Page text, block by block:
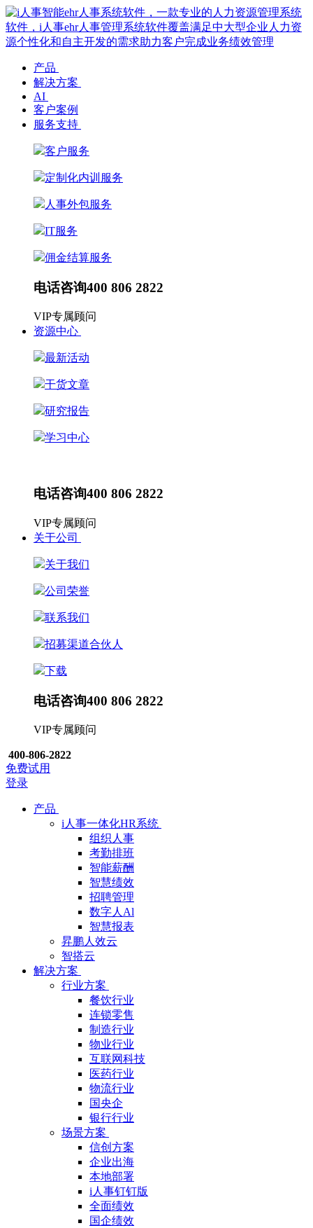
产品
解决方案
AI
客户案例
服务支持
客户服务
定制化内训服务
人事外包服务
IT服务
佣金结算服务
电话咨询400 806 2822
VIP专属顾问
资源中心
最新活动
干货文章
研究报告
学习中心
电话咨询400 806 2822
VIP专属顾问
关于公司
关于我们
公司荣誉
联系我们
招募渠道合伙人
下载
电话咨询400 806 2822
VIP专属顾问
400-806-2822
免费试用
登录
产品
i人事一体化HR系统
组织人事
考勤排班
智能薪酬
智慧绩效
招聘管理
数字人Al
智慧报表
昇鹏人效云
智搭云
解决方案
行业方案
餐饮行业
连锁零售
制造行业
物业行业
互联网科技
医药行业
物流行业
国央企
银行行业
场景方案
信创方案
企业出海
本地部署
i人事钉钉版
全面绩效
国企绩效